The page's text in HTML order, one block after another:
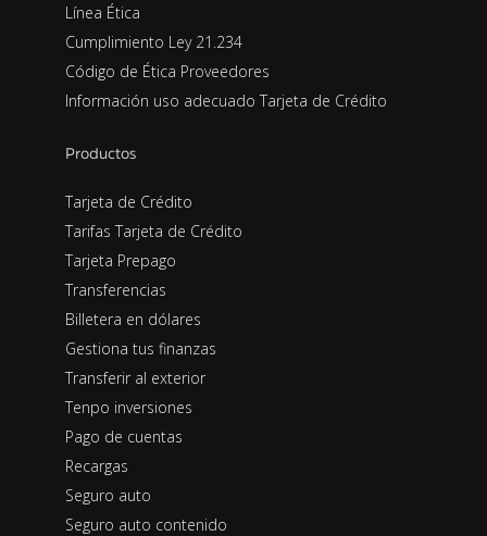
Línea Ética
Cumplimiento Ley 21.234
Código de Ética Proveedores
Información uso adecuado Tarjeta de Crédito
Productos
Tarjeta de Crédito
Tarifas Tarjeta de Crédito
Tarjeta Prepago
Transferencias
Billetera en dólares
Gestiona tus finanzas
Transferir al exterior
Tenpo inversiones
Pago de cuentas
Recargas
Seguro auto
Seguro auto contenido